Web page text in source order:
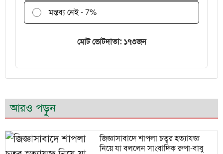
মন্তব্য নেই - 7%
মোট ভোটদাতা: ১৭৩জন
আরও পড়ুন
জিজ্ঞাসাবাদে শাপলা চত্বর হত্যাযজ্ঞ
নিয়ে যা বললেন সাংবাদিক রুপা-বাবু